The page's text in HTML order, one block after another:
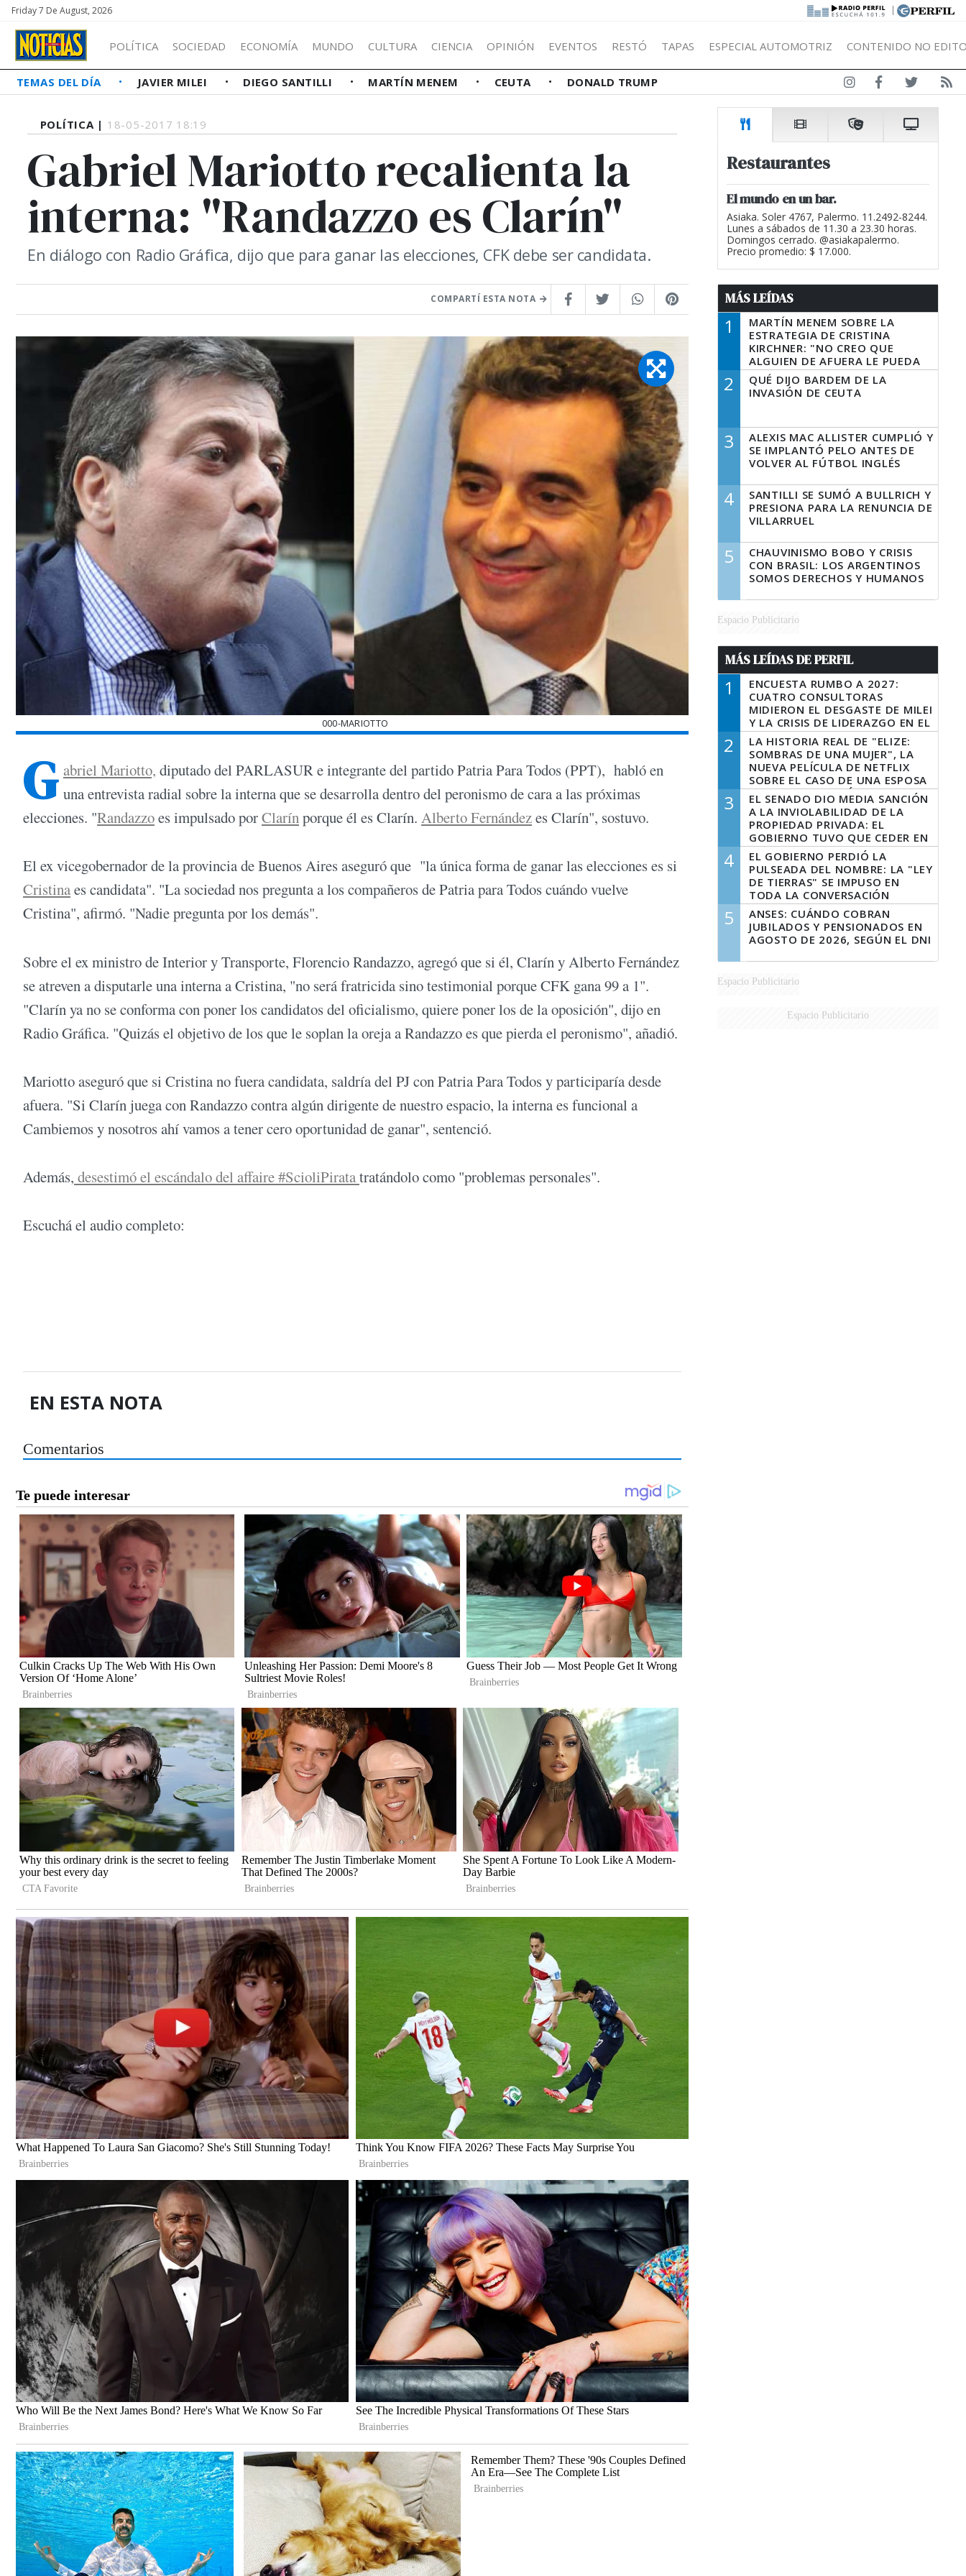
Friday 7 De August, 2026 |
POLÍTICA SOCIEDAD ECONOMÍA MUNDO CULTURA CIENCIA OPINIÓN EVENTOS RESTÓ TAPAS ESPECIAL AUTOMOTRIZ CONTENIDO NO
TEMAS DEL DÍA JAVIER MILEI DIEGO SANTILLI MARTÍN MENEM CEUTA DONALD TRUMP
POLÍTICA | 18-05-2017 18:19
Gabriel Mariotto recalienta la
interna: "Randazzo es Clarín"
En diálogo con Radio Gráfica, dijo que para ganar las elecciones, CFK debe ser candidata.
COMPARTÍ ESTA NOTA
000-MARIOTTO
G abriel Mariotto, diputado del PARLASUR e integrante del partido Patria Para Todos (PPT), habló en
una entrevista radial sobre la interna que se desarrolla dentro del peronismo de cara a las próximas
elecciones. "Randazzoes impulsado porClarínporque él es Clarín. Alberto Fernándezes Clarín", sostuvo.
El ex vicegobernador de la provincia de Buenos Aires aseguró que "la única forma de ganar las elecciones es si
Cristinaes candidata". "La sociedad nos pregunta a los compañeros de Patria para Todos cuándo vuelve
Cristina", afirmó. "Nadie pregunta por los demás".
Sobre el ex ministro de Interior y Transporte, Florencio Randazzo, agregó que si él, Clarín y Alberto Fernández
se atreven a disputarle una interna a Cristina, "no será fratricida sino testimonial porque CFK gana 99 a 1".
"Clarín ya no se conforma con poner los candidatos del oficialismo, quiere poner los de la oposición", dijo en
Radio Gráfica. "Quizás el objetivo de los que le soplan la oreja a Randazzo es que pierda el peronismo", añadió.
Mariotto aseguró que si Cristina no fuera candidata, saldría del PJ con Patria Para Todos y participaría desde
afuera. "Si Clarín juega con Randazzo contra algún dirigente de nuestro espacio, la interna es funcional a
Cambiemos y nosotros ahí vamos a tener cero oportunidad de ganar", sentenció.
Además, desestimó el escándalo del affaire #ScioliPiratatratándolo como "problemas personales".
Escuchá el audio completo:
EN ESTA NOTA
Comentarios
Restaurantes
El mundo en un bar.
Asiaka. Soler 4767, Palermo. 11.2492-8244.
Lunes a sábados de 11.30 a 23.30 horas.
Domingos cerrado. @asiakapalermo.
Precio promedio: $ 17.000.
MÁS LEÍDAS
1
MARTÍN MENEM SOBRE LA
ESTRATEGIA DE CRISTINA
KIRCHNER: "NO CREO QUE
ALGUIEN DE AFUERA LE PUEDA
DECIR A LA JUSTICIA LO QUE
TIENE QUE HACER"
2
QUÉ DIJO BARDEM DE LA
INVASIÓN DE CEUTA
3
ALEXIS MAC ALLISTER CUMPLIÓ Y
SE IMPLANTÓ PELO ANTES DE
VOLVER AL FÚTBOL INGLÉS
4
SANTILLI SE SUMÓ A BULLRICH Y
PRESIONA PARA LA RENUNCIA DE
VILLARRUEL
5
CHAUVINISMO BOBO Y CRISIS
CON BRASIL: LOS ARGENTINOS
SOMOS DERECHOS Y HUMANOS
Espacio Publicitario
MÁS LEÍDAS DE PERFIL
1
ENCUESTA RUMBO A 2027:
CUATRO CONSULTORAS
MIDIERON EL DESGASTE DE MILEI
Y LA CRISIS DE LIDERAZGO EN EL
PERONISMO
2
LA HISTORIA REAL DE "ELIZE:
SOMBRAS DE UNA MUJER", LA
NUEVA PELÍCULA DE NETFLIX
SOBRE EL CASO DE UNA ESPOSA
QUE DESCUARTIZÓ A SU
MARIDO
3
EL SENADO DIO MEDIA SANCIÓN
A LA INVIOLABILIDAD DE LA
PROPIEDAD PRIVADA: EL
GOBIERNO TUVO QUE CEDER EN
LA LEY DEL MANEJO DEL FUEGO
4
EL GOBIERNO PERDIÓ LA
PULSEADA DEL NOMBRE: LA "LEY
DE TIERRAS" SE IMPUSO EN
TODA LA CONVERSACIÓN
DIGITAL
5
ANSES: CUÁNDO COBRAN
JUBILADOS Y PENSIONADOS EN
AGOSTO DE 2026, SEGÚN EL DNI
Espacio Publicitario
Espacio Publicitario